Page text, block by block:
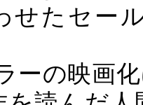
せたセー
ーの映画